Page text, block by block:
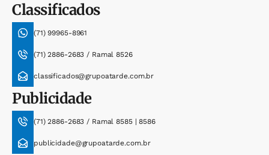
Classificados
(71) 99965-8961
(71) 2886-2683 / Ramal 8526
classificados@grupoatarde.com.br
Publicidade
(71) 2886-2683 / Ramal 8585 | 8586
publicidade@grupoatarde.com.br